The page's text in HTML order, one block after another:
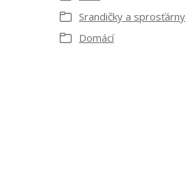
Srandičky a sprosťárny
Domácí